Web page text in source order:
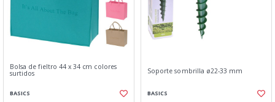
Bolsa de fieltro 44 x 34 cm colores
surtidos
BASICS
Soporte sombrilla ø22-33 mm
BASICS